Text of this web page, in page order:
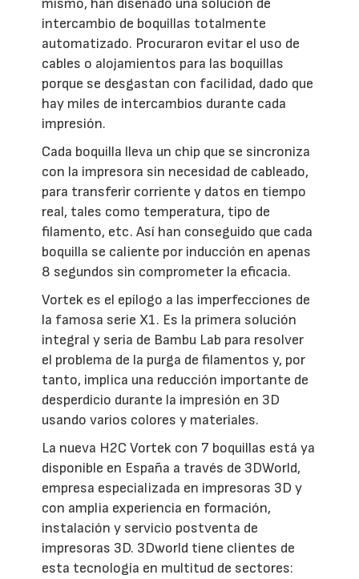
mismo, han diseñado una solución de
intercambio de boquillas totalmente
automatizado. Procuraron evitar el uso de
cables o alojamientos para las boquillas
porque se desgastan con facilidad, dado que
hay miles de intercambios durante cada
impresión.
Cada boquilla lleva un chip que se sincroniza
con la impresora sin necesidad de cableado,
para transferir corriente y datos en tiempo
real, tales como temperatura, tipo de
filamento, etc. Así han conseguido que cada
boquilla se caliente por inducción en apenas
8 segundos sin comprometer la eficacia.
Vortek es el epílogo a las imperfecciones de
la famosa serie X1. Es la primera solución
integral y seria de Bambu Lab para resolver
el problema de la purga de filamentos y, por
tanto, implica una reducción importante de
desperdicio durante la impresión en 3D
usando varios colores y materiales.
La nueva H2C Vortek con 7 boquillas está ya
disponible en España a través de 3DWorld,
empresa especializada en impresoras 3D y
con amplia experiencia en formación,
instalación y servicio postventa de
impresoras 3D. 3Dworld tiene clientes de
esta tecnología en multitud de sectores: